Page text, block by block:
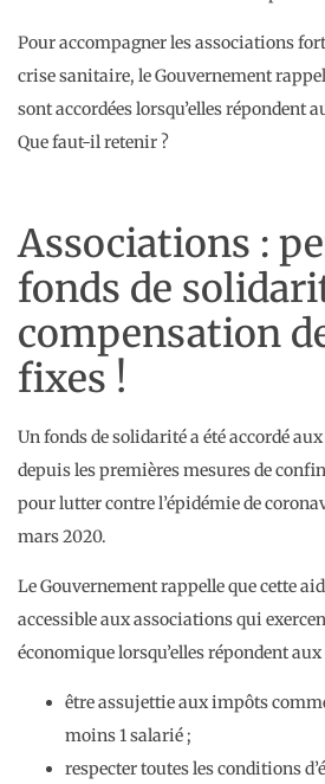
Pour accompagner les associations
crise sanitaire, le Gouvernement
sont accordées lorsqu’elles répondent
Que faut-il retenir ?
Associations :
fonds de
compensation
fixes !
Un fonds de solidarité a été accordé
depuis les premières mesures de
pour lutter contre l’épidémie de
mars 2020.
Le Gouvernement rappelle que cette
accessible aux associations qui
économique lorsqu’elles répondent
être assujettie aux impôts
moins 1 salarié ;
respecter toutes les conditions